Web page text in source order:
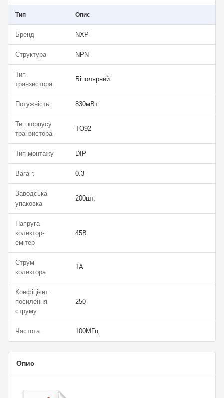
Тип Опис
Бренд NXP
Структура NPN
Тип
транзистора
Біполярний
Потужність 830мВт
Тип корпусу
транзистора
TO92
Тип монтажу DIP
Вага г. 0.3
Заводська
упаковка
200шт.
Напруга
колектор-
емітер
45В
Струм
колектора
1А
Коефіцієнт
посилення
струму
250
Частота 100МГц
Опис